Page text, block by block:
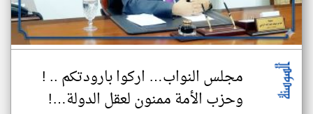
مجلس النواب… اركوا بارودتكم .. !
وحزب الأمة ممنون لعقل الدولة…!